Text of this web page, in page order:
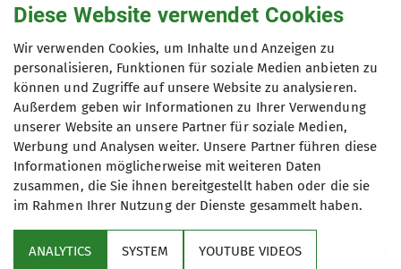
Verantwortliche Person(en)
Hüttenwirt*in: Gabi und Siggi Schneeberger
Service
Diese Website verwendet Cookies
Wir verwenden Cookies, um Inhalte und Anzeigen zu
personalisieren, Funktionen für soziale Medien anbieten zu
können und Zugriffe auf unsere Website zu analysieren.
Außerdem geben wir Informationen zu Ihrer Verwendung
unserer Website an unsere Partner für soziale Medien,
Werbung und Analysen weiter. Unsere Partner führen diese
Informationen möglicherweise mit weiteren Daten
zusammen, die Sie ihnen bereitgestellt haben oder die sie
im Rahmen Ihrer Nutzung der Dienste gesammelt haben.
ANALYTICS SYSTEM YOUTUBE VIDEOS